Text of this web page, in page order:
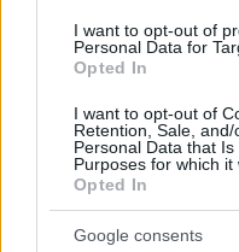
I want to opt-out of
Personal Data for
Opted In
I want to opt-out of
Retention, Sale,
Personal Data that
Purposes for which it
Opted In
Google consents
ΤΑ ΠΙΟ